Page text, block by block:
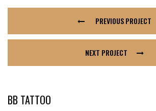
PREVIOUS PROJECT
NEXT PROJECT
BB TATTOO